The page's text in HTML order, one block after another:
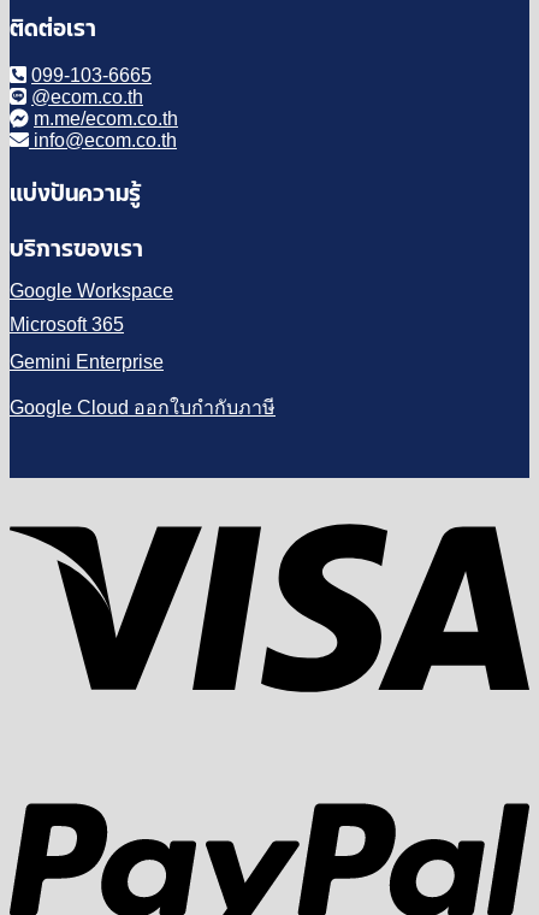
ติดต่อเรา
099-103-6665
@ecom.co.th
m.me/ecom.co.th
info@ecom.co.th
แบ่งปันความรู้
บริการของเรา
Google Workspace
Microsoft 365
Gemini Enterprise
Google Cloud ออกใบกำกับภาษี